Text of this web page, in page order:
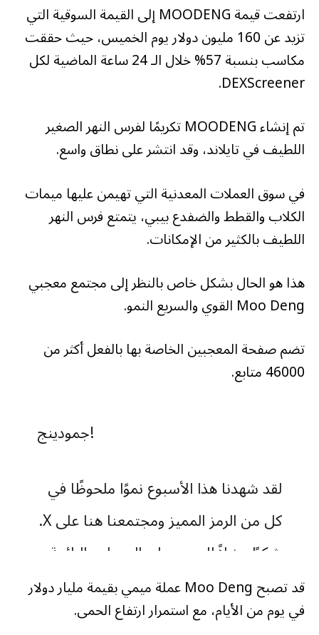
ارتفعت قيمة MOODENG إلى القيمة السوقية التي
تزيد عن 160 مليون دولار يوم الخميس، حيث حققت
مكاسب بنسبة 57% خلال الـ 24 ساعة الماضية لكل
DEXScreener.
تم إنشاء MOODENG تكريمًا لفرس النهر الصغير
اللطيف في تايلاند، وقد انتشر على نطاق واسع.
في سوق العملات المعدنية التي تهيمن عليها ميمات
الكلاب والقطط والضفدع بيبي، يتمتع فرس النهر
اللطيف بالكثير من الإمكانات.
هذا هو الحال بشكل خاص بالنظر إلى مجتمع معجبي
Moo Deng القوي والسريع النمو.
تضم صفحة المعجبين الخاصة بها بالفعل أكثر من
46000 متابع.
جمودينج!
لقد شهدنا هذا الأسبوع نموًا ملحوظًا في
كل من الرمز المميز ومجتمعنا هنا على X.
شكرًا جزيلاً للجميع على الميمات الرائعة
وعلى@skultdao
للفن الرائع . لقد عبرنا
رسميًا:
قد تصبح Moo Deng عملة ميمي بقيمة مليار دولار
في يوم من الأيام، مع استمرار ارتفاع الحمى.